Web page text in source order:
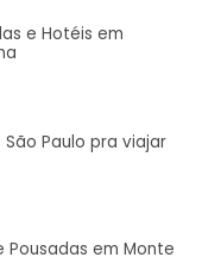
e Hotéis em
Paulo pra viajar
Pousadas em Monte